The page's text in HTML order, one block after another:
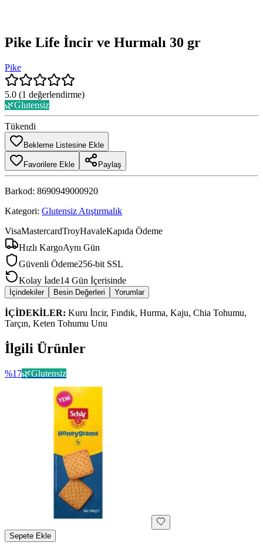
Pike Life İncir ve Hurmalı 30 gr
Pike
5.0 (1 değerlendirme)
🌿Glutensiz
Tükendi
Bekleme Listesine Ekle
Favorilere Ekle Paylaş
Barkod: 8690949000920
Kategori: Glutensiz Atıştırmalık
VisaMastercardTroyHavaleKapıda Ödeme
Hızlı KargoAynı Gün
Güvenli Ödeme256-bit SSL
Kolay İade14 Gün İçerisinde
İçindekiler Besin Değerleri Yorumlar
İÇİDEKİLER: Kuru İncir, Fındık, Hurma, Kaju, Chia Tohumu,
Tarçın, Keten Tohumu Unu
İlgili Ürünler
%17🌿Glutensiz
Sepete Ekle